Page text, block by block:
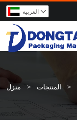
العربية 
منزل > المنتجات >